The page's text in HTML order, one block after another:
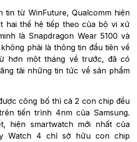
tin từ WinFuture, Qualcomm hiện
hai thế hệ tiếp theo của bộ vi xử
là Snapdragon Wear 5100 và
phải là thông tin đầu tiên về
hơn một tháng về trước, đã có
tải những tin tức về sản phẩm
công bố thì cả 2 con chip đều
tiến trình 4nm của Samsung.
hiện smartwatch mới nhất của
Watch 4 chỉ sở hữu con chip